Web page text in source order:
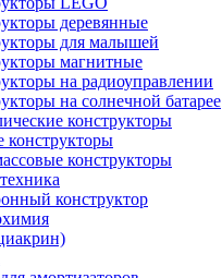
деревянные
для малышей
магнитные
на радиоуправлении
на солнечной батарее
конструкторы
конструкторы
конструкторы
конструктор